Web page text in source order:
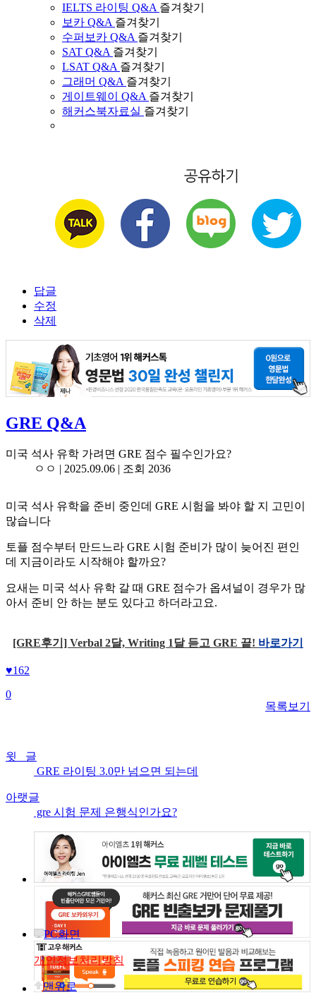
IELTS 라이팅 Q&A 즐겨찾기
보카 Q&A 즐겨찾기
수퍼보카 Q&A 즐겨찾기
SAT Q&A 즐겨찾기
LSAT Q&A 즐겨찾기
그래머 Q&A 즐겨찾기
게이트웨이 Q&A 즐겨찾기
해커스북자료실 즐겨찾기
답글
수정
삭제
GRE Q&A
미국 석사 유학 가려면 GRE 점수 필수인가요?
ㅇㅇ | 2025.09.06 | 조회 2036
미국 석사 유학을 준비 중인데 GRE 시험을 봐야 할 지 고민이
많습니다
토플 점수부터 만드느라 GRE 시험 준비가 많이 늦어진 편인
데 지금이라도 시작해야 할까요?
요새는 미국 석사 유학 갈 때 GRE 점수가 옵셔널이 경우가 많
아서 준비 안 하는 분도 있다고 하더라고요.
[GRE후기] Verbal 2달, Writing 1달 듣고 GRE 끝! 바로가기
♥162
목록보기
0
윗 글
GRE 라이팅 3.0만 넘으면 되는데
아랫글
gre 시험 문제 은행식인가요?
PC화면
개인정보처리방침
맨위로